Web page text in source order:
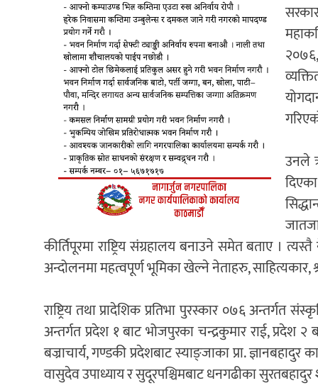
उनले
कीर्तिपूरमा राष्ट्रिय संग्रहालय बनाउने समेत बताए ।
अन्दोलनमा महत्वपूर्ण भूमिका खेल्ने नेताहरु, साहित्यकार,
राष्ट्रिय तथा प्रादेशिक प्रतिभा पुरस्कार ०७६ अन्तर्गत
अन्तर्गत प्रदेश १ बाट भोजपुरका चन्द्रकुमार राई, प्रदेश
बज्राचार्य, गण्डकी प्रदेशबाट स्याङ्जाका प्रा.
वासुदेव उपाध्याय र सुदूरपश्चिमबाट धनगढीका